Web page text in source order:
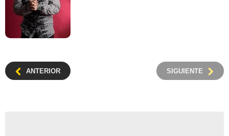
ANTERIOR SIGUIENTE